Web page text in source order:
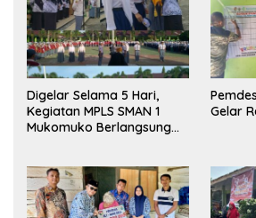
Digelar Selama 5 Hari,
Kegiatan MPLS SMAN 1
Mukomuko Berlangsung
Gelar